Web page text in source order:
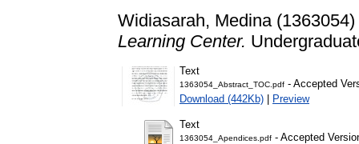
Widiasarah, Medina (1363054)
Learning Center.
Text
1363054_Abstract_TOC.pdf - Accepted
Download (442Kb) | Preview
Text
1363054_Apendices.pdf - Accepted